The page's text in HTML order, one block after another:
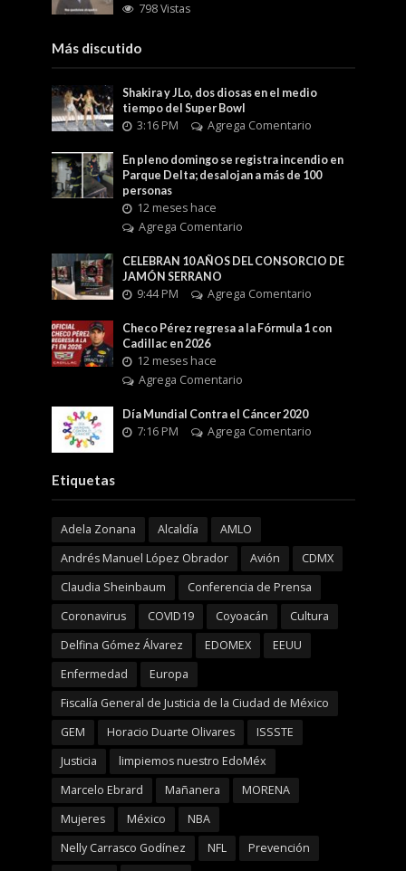
798 Vistas
Más discutido
Shakira y JLo, dos diosas en el medio
tiempo del Super Bowl
3:16 PM Agrega Comentario
En pleno domingo se registra incendio en
Parque Delta; desalojan a más de 100
personas
12 meses hace
Agrega Comentario
CELEBRAN 10 AÑOS DEL CONSORCIO DE
JAMÓN SERRANO
9:44 PM Agrega Comentario
Checo Pérez regresa a la Fórmula 1 con
Cadillac en 2026
12 meses hace
Agrega Comentario
Día Mundial Contra el Cáncer 2020
7:16 PM Agrega Comentario
Etiquetas
Adela Zonana Alcaldía
AMLO
Andrés Manuel López Obrador
Avión
CDMX
Claudia Sheinbaum
Conferencia de Prensa
Coronavirus
COVID19 Coyoacán
Cultura
Delfina Gómez Álvarez
EDOMEX
EEUU
Enfermedad
Europa
Fiscalía General de Justicia de la Ciudad de México
GEM
Horacio Duarte Olivares
ISSSTE
Justicia
limpiemos nuestro EdoMéx
Marcelo Ebrard
Mañanera
MORENA
Mujeres
México
NBA
Nelly Carrasco Godínez
NFL
Prevención